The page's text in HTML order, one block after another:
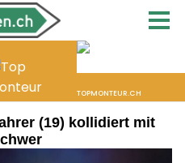
(19) kollidiert mit